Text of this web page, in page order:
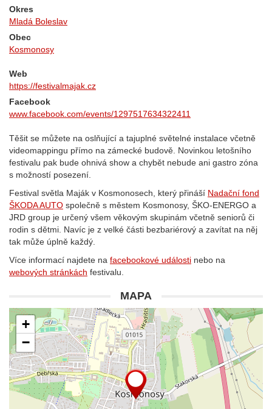
Okres
Mladá Boleslav
Obec
Kosmonosy
Web
https://festivalmajak.cz
Facebook
www.facebook.com/events/1297517634322411
Těšit se můžete na oslňující a tajuplné světelné instalace včetně
videomappingu přímo na zámecké budově. Novinkou letošního
festivalu pak bude ohnivá show a chybět nebude ani gastro zóna
s možností posezení.
Festival světla Maják v Kosmonosech, který přináší Nadační fond
ŠKODA AUTO společně s městem Kosmonosy, ŠKO-ENERGO a
JRD group je určený všem věkovým skupinám včetně seniorů či
rodin s dětmi. Navíc je z velké části bezbariérový a zavítat na něj
tak může úplně každý.
Více informací najdete na facebookové události nebo na
webových stránkách festivalu.
MAPA
+
−